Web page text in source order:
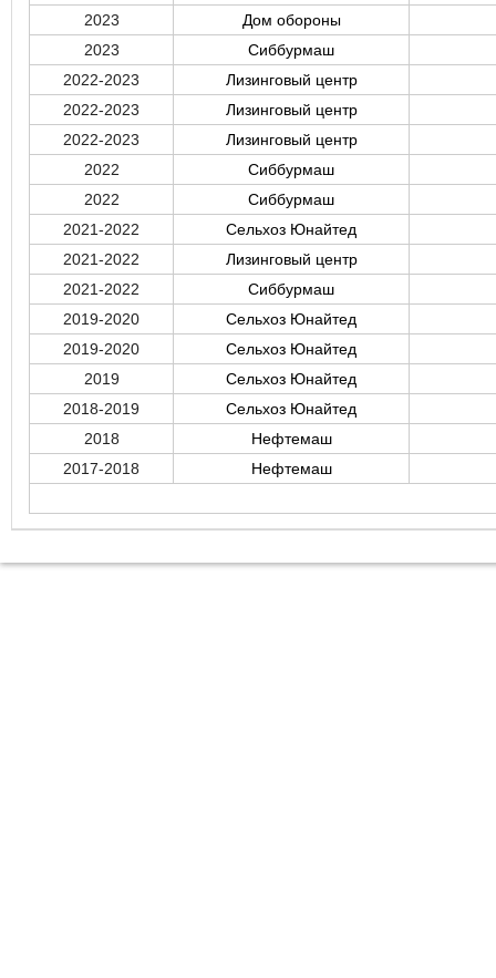
2023
Дом обороны
2023
Сиббурмаш
2022-2023
Лизинговый центр
2022-2023
Лизинговый центр
2022-2023
Лизинговый центр
2022
Сиббурмаш
2022
Сиббурмаш
2021-2022
Сельхоз Юнайтед
2021-2022
Лизинговый центр
2021-2022
Сиббурмаш
2019-2020
Сельхоз Юнайтед
2019-2020
Сельхоз Юнайтед
2019
Сельхоз Юнайтед
2018-2019
Сельхоз Юнайтед
2018
Нефтемаш
2017-2018
Нефтемаш